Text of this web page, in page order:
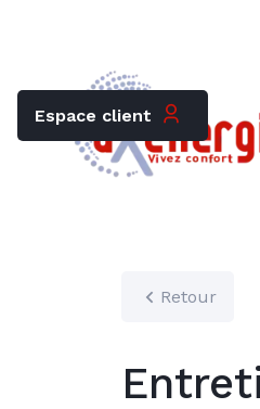
Espace client
Retour